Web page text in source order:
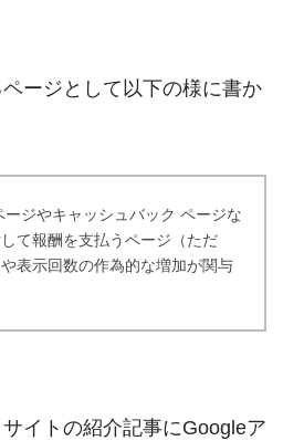
ージとして以下の様に書か
ジやキャッシュバック ページな
て報酬を支払うページ（ただ
表示回数の作為的な増加が関与
イトの紹介記事にGoogleア